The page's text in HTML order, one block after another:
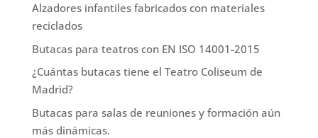
Alzadores infantiles fabricados con materiales
reciclados
Butacas para teatros con EN ISO 14001-2015
¿Cuántas butacas tiene el Teatro Coliseum de
Madrid?
Butacas para salas de reuniones y formación aún
más dinámicas.